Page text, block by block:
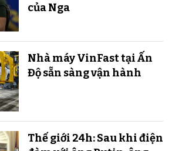
của Nga
Nhà máy VinFast tại Ấn
Độ sẵn sàng v​​​​​​​ận hành
Thế giới 24h: Sau khi điện